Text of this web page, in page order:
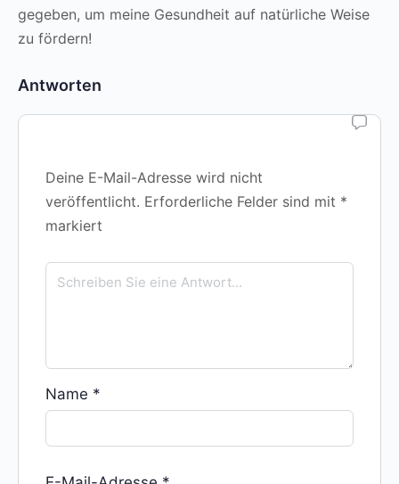
gegeben, um meine Gesundheit auf natürliche Weise
zu fördern!
Antworten
Deine E-Mail-Adresse wird nicht
veröffentlicht. Erforderliche Felder sind mit *
markiert
Name *